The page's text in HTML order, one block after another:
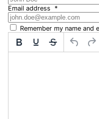
Email address *
Remember my name and